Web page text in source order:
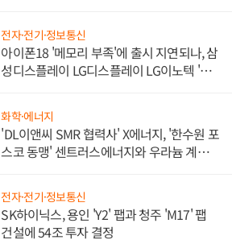
전자·전기·정보통신
아이폰18 '메모리 부족'에 출시 지연되나, 삼
성디스플레이 LG디스플레이 LG이노텍 '탈
화학·에너지
'DL이앤씨 SMR 협력사' X에너지, '한수원 포
스코 동맹' 센트러스에너지와 우라늄 계약
전자·전기·정보통신
SK하이닉스, 용인 'Y2' 팹과 청주 'M17' 팹
건설에 54조 투자 결정